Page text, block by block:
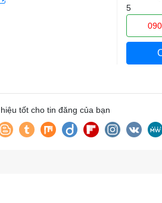
5
tốt cho tin đăng của bạn